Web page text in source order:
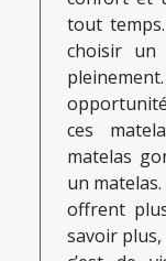
tout
choisir
ces
matelas
un
offrent
savoir plus,